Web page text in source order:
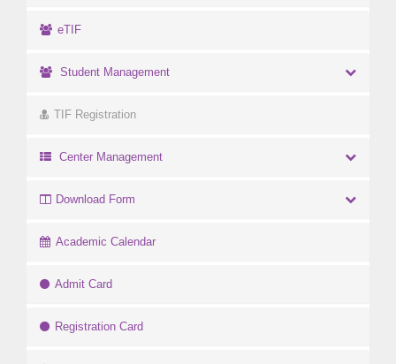
eTIF
Student Management
TIF Registration
Center Management
Download Form
Academic Calendar
Admit Card
Registration Card